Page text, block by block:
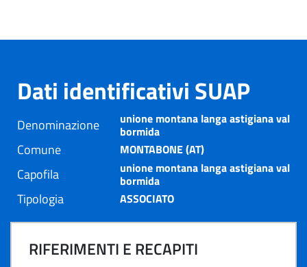
Dati identificativi SUAP
Denominazione unione montana langa astigiana val
bormida
Comune MONTABONE (AT)
Capofila unione montana langa astigiana val
bormida
Tipologia ASSOCIATO
RIFERIMENTI E RECAPITI